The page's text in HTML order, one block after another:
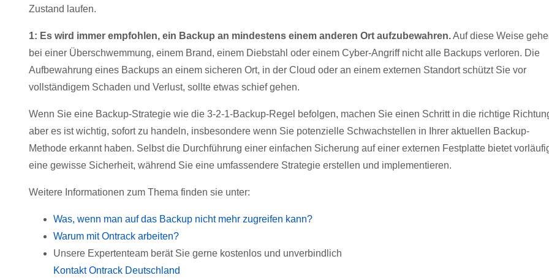
Zustand laufen.
1: Es wird immer empfohlen, ein Backup an mindestens einem anderen Ort aufzubewahren.Auf diese Weise
bei einer Überschwemmung, einem Brand, einem Diebstahl oder einem Cyber-Angriff nicht alle Backups verloren. Die
Aufbewahrung eines Backups an einem sicheren Ort, in der Cloud oder an einem externen Standort schützt Sie vor
vollständigem Schaden und Verlust, sollte etwas schief gehen.
Wenn Sie eine Backup-Strategie wie die 3-2-1-Backup-Regel befolgen, machen Sie einen Schritt in die richtige
aber es ist wichtig, sofort zu handeln, insbesondere wenn Sie potenzielle Schwachstellen in Ihrer aktuellen Backup-
Methode erkannt haben. Selbst die Durchführung einer einfachen Sicherung auf einer externen Festplatte bietet
eine gewisse Sicherheit, während Sie eine umfassendere Strategie erstellen und implementieren.
Weitere Informationen zum Thema finden sie unter:
Was, wenn man auf das Backup nicht mehr zugreifen kann?
Warum mit Ontrack arbeiten?
Unsere Expertenteam berät Sie gerne kostenlos und unverbindlich
Kontakt Ontrack Deutschland